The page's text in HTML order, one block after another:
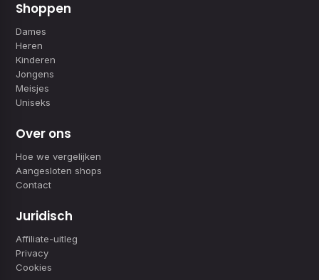
Shoppen
Dames
Heren
Kinderen
Jongens
Meisjes
Uniseks
Over ons
Hoe we vergelijken
Aangesloten shops
Contact
Juridisch
Affiliate-uitleg
Privacy
Cookies